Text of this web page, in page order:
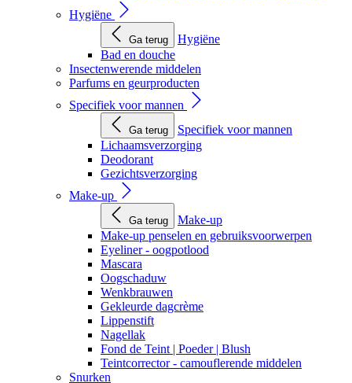
Hygiëne
Ga terug
Hygiëne
Bad en douche
Insectenwerende middelen
Parfums en geurproducten
Specifiek voor mannen
Ga terug
Specifiek voor mannen
Lichaamsverzorging
Deodorant
Gezichtsverzorging
Make-up
Ga terug
Make-up
Make-up penselen en gebruiksvoorwerpen
Eyeliner - oogpotlood
Mascara
Oogschaduw
Wenkbrauwen
Gekleurde dagcrème
Lippenstift
Nagellak
Fond de Teint | Poeder | Blush
Teintcorrector - camouflerende middelen
Snurken